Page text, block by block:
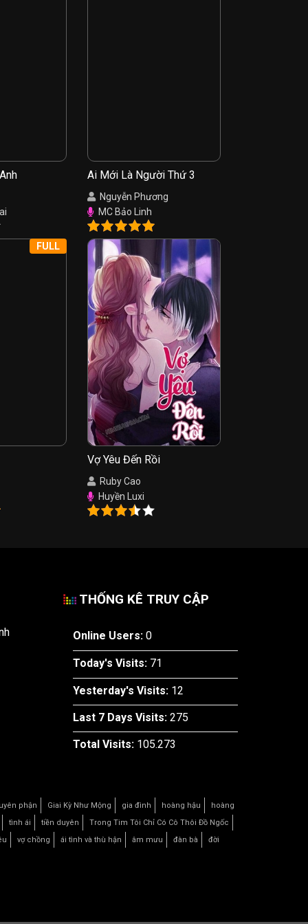
Ai Mới Là Người Thứ 3
Nguyễn Phương
MC Bảo Linh
FULL
Vợ Yêu Đến Rồi
Ruby Cao
Huyền Luxi
THỐNG KÊ TRUY CẬP
Online Users: 0
Today's Visits: 71
Yesterday's Visits: 12
Last 7 Days Visits: 275
Total Visits: 105.273
phận Giai Kỳ Như Mộng gia đình hoàng hậu
hoàng
tình ái tiền duyên
Trong Tim Tôi Chỉ Có Cô Thôi Đồ Ngốc
vợ chồng ái tình và thù hận âm mưu đàn bà
đời